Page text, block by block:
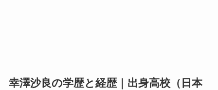
幸澤沙良の学歴と経歴｜出身高校（日本